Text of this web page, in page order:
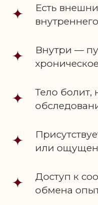
Есть
Внутри —
Тело болит,
или
Доступ к
обмена
И ВНУТРЕННИЙ
МОДУЛЬ 2.